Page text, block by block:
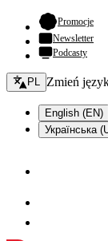
Promocje-
Newsletter
Podcasty
Zmień język -
PL Zmień
English (EN)
Українська